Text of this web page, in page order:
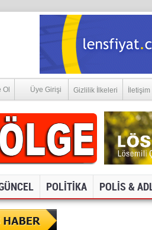
Ol Üye Girişi Gizlilik İlkeleri İletişim
POLİTİKA POLİS &